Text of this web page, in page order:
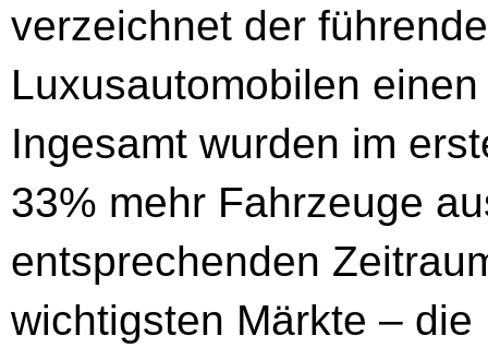
verzeichnet der
Luxusautomobilen
Ingesamt wurden im
33% mehr Fahrzeuge
entsprechenden
wichtigsten Märkte –